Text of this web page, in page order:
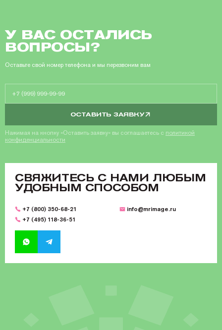
У ВАС ОСТАЛИСЬ
ВОПРОСЫ?
Оставьте свой номер телефона и мы перезвоним вам
ОСТАВИТЬ ЗАЯВКУ
Нажимая на кнопку «Оставить заявку» вы соглашаетесь с политикой
конфиденциальности
CВЯЖИТЕСЬ С НАМИ ЛЮБЫМ
УДОБНЫМ СПОСОБОМ
+7 (800) 350-68-21
info@mrimage.ru
+7 (495) 118-36-51